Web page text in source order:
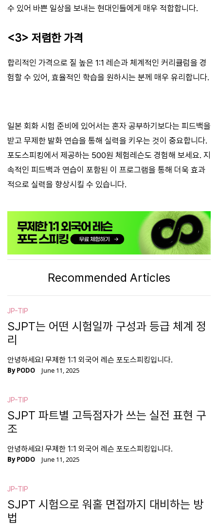
수 있어 바쁜 일상을 보내는 현대인들에게 매우 적합합니다.
<3> 저렴한 가격
합리적인 가격으로 질 높은 1:1 레슨과 체계적인 커리큘럼을 경
험할 수 있어, 효율적인 학습을 원하시는 분께 매우 유리합니다.
일본 회화 시험 준비에 있어서는 혼자 공부하기보다는 피드백을
받고 무제한 발화 연습을 통해 실력을 키우는 것이 중요합니다.
포도스피킹에서 제공하는 500원 체험레슨도 경험해 보세요. 지
속적인 피드백과 연습이 포함된 이 프로그램을 통해 더욱 효과
적으로 실력을 향상시킬 수 있습니다.
Recommended Articles
JP-TIP
SJPT는 어떤 시험일까 구성과 등급 체계 정
리
안녕하세요! 무제한 1:1 외국어 레슨 포도스피킹입니다.
ByPODO June 11, 2025
JP-TIP
SJPT 파트별 고득점자가 쓰는 실전 표현 구
조
안녕하세요! 무제한 1:1 외국어 레슨 포도스피킹입니다.
ByPODO June 11, 2025
JP-TIP
SJPT 시험으로 워홀 면접까지 대비하는 방
법